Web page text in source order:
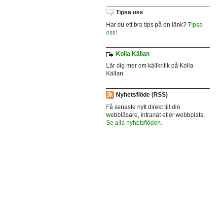
Tipsa oss
Har du ett bra tips på en länk? Tipsa
oss!
Kolla Källan
Lär dig mer om källkritik på Kolla
Källan
Nyhetsflöde (RSS)
Få senaste nytt direkt till din
webbläsare, intranät eller webbplats.
Se alla nyhetsflöden.